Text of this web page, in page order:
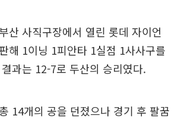
산 사직구장에서 열린 롯데 자이언
해 1이닝 1피안타 1실점 1사사구를
과는 12-7로 두산의 승리였다.
14개의 공을 던졌으나 경기 후 팔꿈